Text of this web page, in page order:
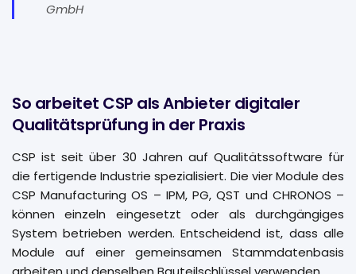
GmbH
So arbeitet CSP als Anbieter digitaler
Qualitätsprüfung in der Praxis
CSP ist seit über 30 Jahren auf Qualitätssoftware für
die fertigende Industrie spezialisiert. Die vier Module des
CSP Manufacturing OS – IPM, PG, QST und CHRONOS –
können einzeln eingesetzt oder als durchgängiges
System betrieben werden. Entscheidend ist, dass alle
Module auf einer gemeinsamen Stammdatenbasis